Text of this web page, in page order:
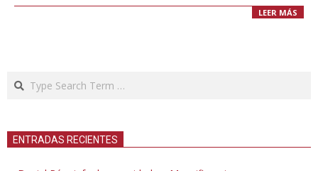
LEER MÁS
Search
ENTRADAS RECIENTES